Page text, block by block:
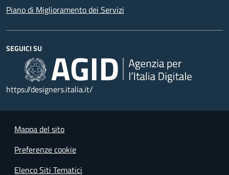
Piano di Miglioramento dei Servizi
SEGUICI SU
https://designers.italia.it/
Mappa del sito
Preferenze cookie
Elenco Siti Tematici